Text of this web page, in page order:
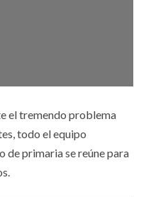
el tremendo problema
todo el equipo
de primaria se reúne para